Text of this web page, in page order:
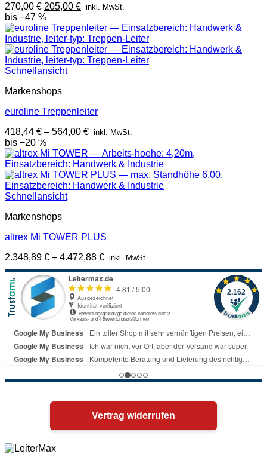
270,00€ Ursprünglicher
Preis
war:
270,00 €
205,00 €Aktueller
ist:
205,00 €.
inkl. MwSt.
bis −47 %
Schnellansicht
Markenshops
euroline Treppenleiter
418,44 € – 564,00 € inkl. MwSt.
bis −20 %
Schnellansicht
Markenshops
altrex Mi TOWER PLUS
2.348,89 € – 4.472,88 € inkl. MwSt.
Vertrag widerrufen